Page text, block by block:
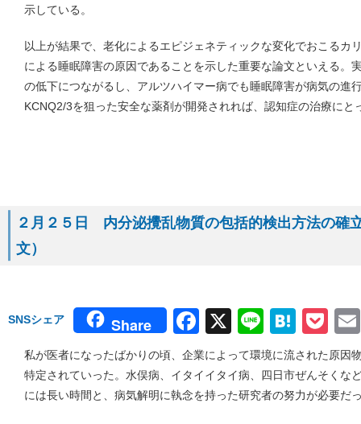
示している。
以上が結果で、老化によるエピジェネティックな変化でおこるカ
による睡眠障害の原因であることを示した重要な論文といえる。
の低下につながるし、アルツハイマー病でも睡眠障害が病気の進
KCNQ2/3を狙った安全な薬剤が開発されれば、認知症の治療にと
２月２５日 内分泌攪乱物質の包括的検出方法の確
文）
SNSシェア Share Facebook
X Line
私が医者になったばかりの頃、企業によって環境に流された原因
特定されていった。水俣病、イタイイタイ病、四日市ぜんそくな
には長い時間と、病気解明に執念を持った研究者の努力が必要だ